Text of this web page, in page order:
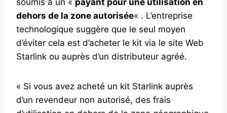
dehors de la zone autorisée« . L’entreprise
technologique suggère que le seul moyen
d’éviter cela est d’acheter le kit via le site Web
Starlink ou auprès d’un distributeur agréé.
« Si vous avez acheté un kit Starlink auprès
d’un revendeur non autorisé, des frais